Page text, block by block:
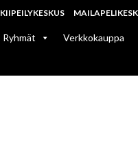
KIIPEILYKESKUS
Ryhmät Verkkokauppa